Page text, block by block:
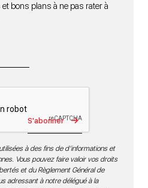
bons plans à ne pas rater à
S'abonner
à des fins de d’informations et
Vous pouvez faire valoir vos droits
et du Règlement Général de
adressant à notre délégué à la